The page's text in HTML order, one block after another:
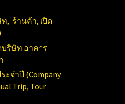
, ร้านค้า, เปิด
บริษัท อาคาร
ะจำปี (Company
Trip, Tour